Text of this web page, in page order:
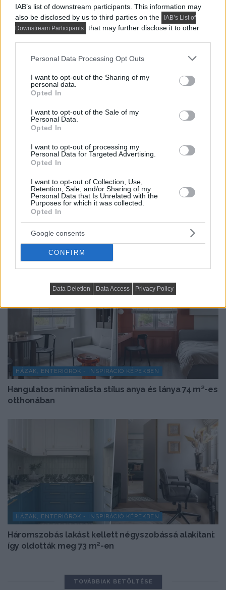
IAB’s list of downstream participants. This information may
also be disclosed by us to third parties on the
IAB’s List of
Downstream Participants
that may further disclose it to other
Please note that this website/app uses one or more Google
not limited to your visit or usage behaviour. You may click to
grant or deny consent to Google and its third-party tags to
use your data for below specified purposes in below Google
consent section.
Personal Data Processing Opt Outs
I want to opt-out of the Sharing of my
personal data.
Opted In
I want to opt-out of the Sale of my
Personal Data.
Opted In
I want to opt-out of processing my
Personal Data for Targeted Advertising.
Opted In
I want to opt-out of Collection, Use,
Retention, Sale, and/or Sharing of my
Personal Data that Is Unrelated with the
Purposes for which it was collected.
Opted In
Google consents
CONFIRM
Data Deletion Data Access Privacy Policy
5 látványos hálószobai megoldás,
amelyet később könnyű megbánni
TOVÁBBIAK BETÖLTÉSE
HÁZAK, ENTERIŐRÖK - INSPIRÁCIÓ KÉPEKBEN
Hangulatos minimalista stílus anya és lánya 74 m²-es
otthonában
HÁZAK, ENTERIŐRÖK - INSPIRÁCIÓ KÉPEKBEN
Háromszobás lakást kellett négyszobássá alakítani:
így oldották meg 73 m²-en
TOVÁBBIAK BETÖLTÉSE